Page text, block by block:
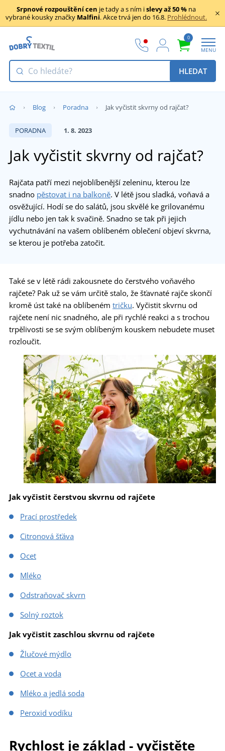
Srpnové rozpouštění cen je tady a s ním islevy až 50 % na
vybrané kousky značky Malfini. Akce trvá jen do 16.8. Prohlédnout.
0
MENU
HLEDAT
Blog Poradna Jak vyčistit skvrny od rajčat?
PORADNA 1. 8. 2023
Jak vyčistit skvrny od rajčat?
Rajčata patří mezi nejoblíbenější zeleninu, kterou lze
snadno pěstovat i na balkoně. V létě jsou sladká, voňavá a
osvěžující. Hodí se do salátů, jsou skvělé ke grilovanému
jídlu nebo jen tak k svačině. Snadno se tak při jejich
vychutnávání na vašem oblíbeném oblečení objeví skvrna,
se kterou je potřeba zatočit.
Také se v létě rádi zakousnete do čerstvého voňavého
rajčete? Pak už se vám určitě stalo, že šťavnaté rajče skončí
kromě úst také na oblíbeném tričku. Vyčistit skvrnu od
rajčete není nic snadného, ale při rychlé reakci a s trochou
trpělivosti se se svým oblíbeným kouskem nebudete muset
rozloučit.
Jak vyčistit čerstvou skvrnu od rajčete
Prací prostředek
Citronová šťáva
Ocet
Mléko
Odstraňovač skvrn
Solný roztok
Jak vyčistit zaschlou skvrnu od rajčete
Žlučové mýdlo
Ocet a voda
Mléko a jedlá soda
Peroxid vodíku
Rychlost je základ - vyčistěte